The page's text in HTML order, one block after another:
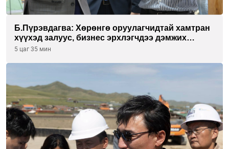
Б.Пүрэвдагва: Хөрөнгө оруулагчидтай хамтран
хүүхэд залуус, бизнес эрхлэгчдээ дэмжих
инкубатор төвүүдийг хотын захын
5 цаг 35 мин